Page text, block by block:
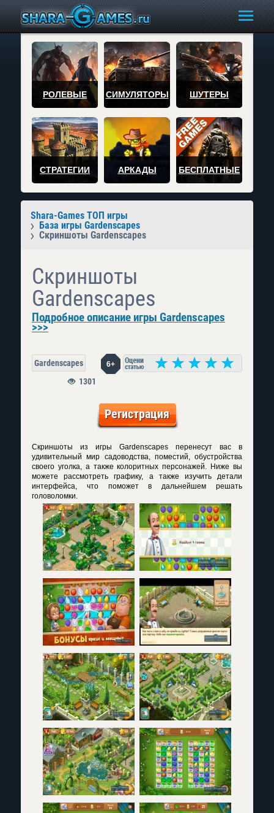
РОЛЕВЫЕ СИМУЛЯТОРЫ ШУТЕРЫ
СТРАТЕГИИ АРКАДЫ БЕСПЛАТНЫЕ
Shara-Games ТОП игры
База игры Gardenscapes
Скриншоты Gardenscapes
Скриншоты
Gardenscapes
Подробное описание игры Gardenscapes
>>>
Gardenscapes 6+
1301
Регистрация
Скриншоты из игры Gardenscapes перенесут вас в
удивительный мир садоводства, поместий, обустройства
своего уголка, а также колоритных персонажей. Ниже вы
можете рассмотреть графику, а также изучить детали
интерфейса, что поможет в дальнейшем решать
головоломки.